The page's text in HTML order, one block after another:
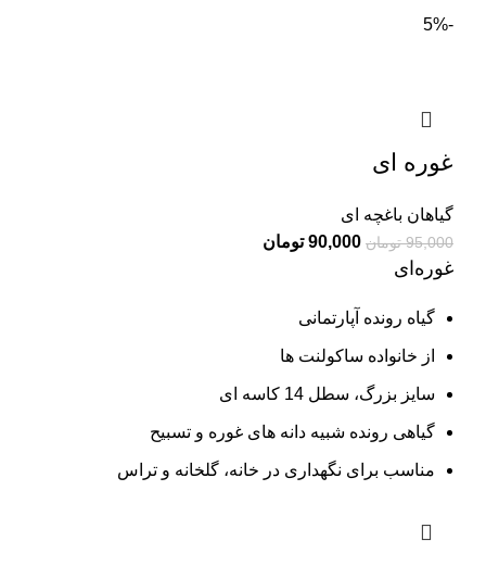
-5%
غوره ای
گیاهان باغچه ای
95,000 تومان 90,000 تومان
غوره‌ای
گیاه رونده آپارتمانی
از خانواده ساکولنت ها
سایز بزرگ، سطل 14 کاسه ای
گیاهی رونده شبیه دانه های غوره و تسبیح
مناسب برای نگهداری در خانه، گلخانه و تراس